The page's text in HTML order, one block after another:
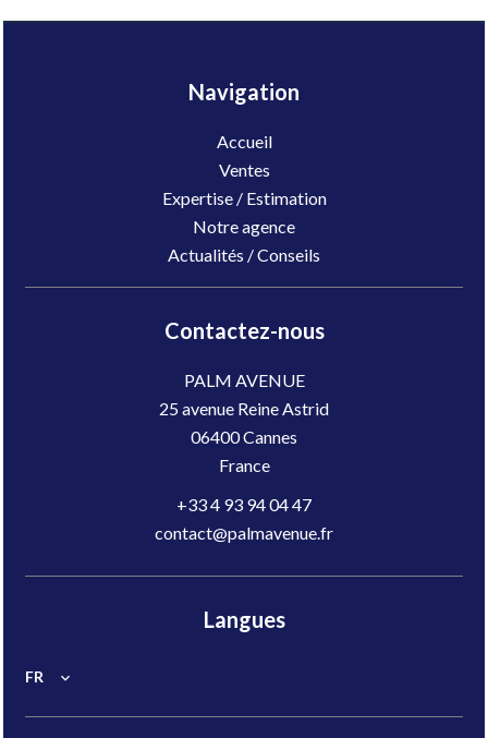
Navigation
Accueil
Ventes
Expertise / Estimation
Notre agence
Actualités / Conseils
Contactez-nous
PALM AVENUE
25 avenue Reine Astrid
06400Cannes
France
+33 4 93 94 04 47
contact@palmavenue.fr
Langues
FR